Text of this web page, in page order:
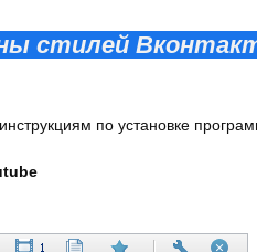
стилей
по установке